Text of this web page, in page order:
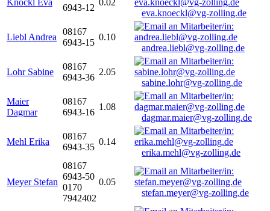
Knöckl Eva
6943-12
0.02
eva.knoeckl@vg-zolling.de
Liebl Andrea
08167
6943-15
0.10
andrea.liebl@vg-zolling.de
Lohr Sabine
08167
6943-36
2.05
sabine.lohr@vg-zolling.de
Maier
Dagmar
08167
6943-16
1.08
dagmar.maier@vg-zolling.de
Mehl Erika
08167
6943-35
0.14
erika.mehl@vg-zolling.de
Meyer Stefan
08167
6943-50
0170
7942402
0.05
stefan.meyer@vg-zolling.de